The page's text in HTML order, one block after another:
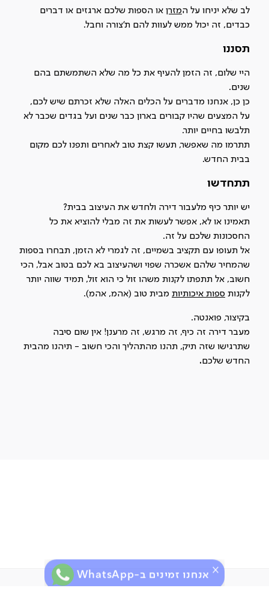
לב שלא יניחו על המזרן או הספות שלכם ארגזים או דברים
כבדים, זה יכול ממש לעוות להם ת'צורה וחבל.
תסננו
היי שלום, זה הזמן להעיף את כל מה שלא השתמשתם בהם
שנים.
כן כן, אנחנו מדברים על הכלים האלה שלא זכרתם שיש לכם,
על המצעים שהיו קבורים בארון כבר שנים ועל בגדים שכבר לא
תלבשו בחיים יותר.
תתרמו מה שאפשר, תעשו קצת טוב לאחרים ותפנו לכם מקום
בבית החדש.
תתחדשו
יש יותר כיף מלעבור דירה ולחדש את העיצוב בבית?
תאמינו או לא, אפשר לעשות את זה מבלי להוציא את כל
החסכונות שלכם על זה.
אל תעופו עם תקציב בשמיים, זה לגמרי לא הזמן, תבחרו בספות
שהמחיר שלהם אשכרה שפוי ושהעיצוב בא לכם בטוב אבל, הכי
חשוב, אל תתפתו לקנות משהו זול כי הוא זול, תמיד שווה יותר
לקנות ספות איכותיות מבית טוב (אהמ, אהמ).
בקיצור, פואנטה.
מעבר דירה זה כיף, זה מרגש, זה מרענן! אין שום סיבה
שתרגישו שזה תיק, תהנו מהתהליך והכי חשוב - תיהנו מהבית
החדש שלכם.
אנחנו זמינים ב-WhatsApp